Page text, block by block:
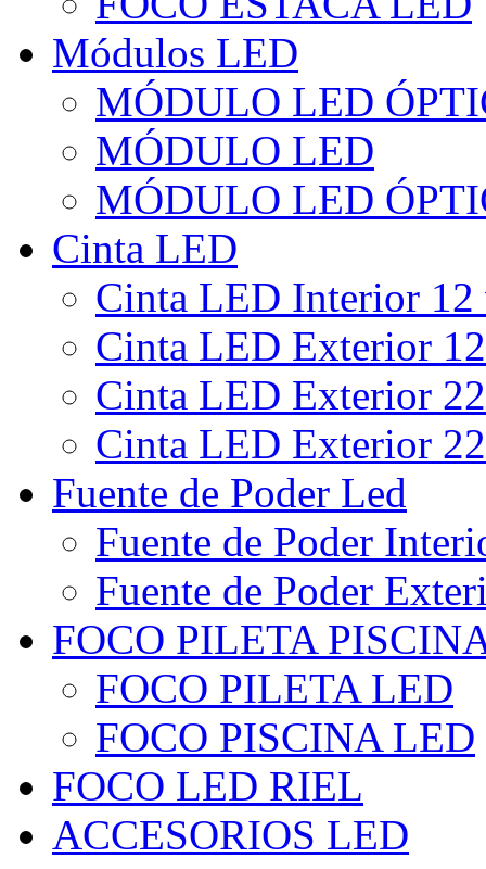
Módulos LED
MÓDULO LED
MÓDULO LED
MÓDULO LED
Cinta LED
Cinta LED Interior
Cinta LED Exterior
Cinta LED Exterior
Cinta LED Exterior
Fuente de Poder Led
Fuente de Poder
Fuente de Poder
FOCO PILETA
FOCO PILETA LED
FOCO PISCINA LED
FOCO LED RIEL
ACCESORIOS LED